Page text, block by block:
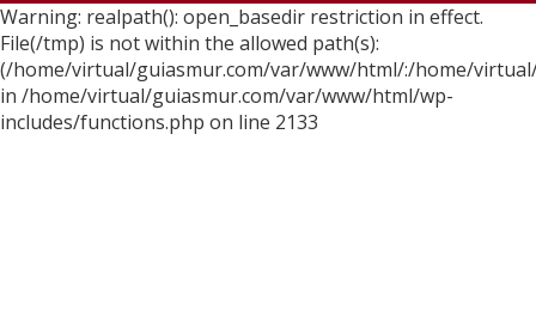
Warning: realpath(): open_basedir restriction in effect.
File(/tmp) is not within the allowed path(s):
(/home/virtual/guiasmur.com/var/www/html/:/home/
in /home/virtual/guiasmur.com/var/www/html/wp-
includes/functions.php on line 2133